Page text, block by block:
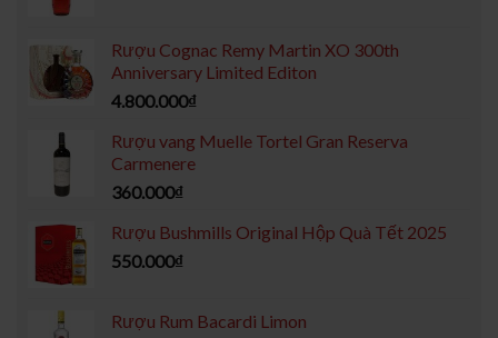
Rượu Cognac Remy Martin XO 300th
Anniversary Limited Editon
4.800.000₫
Rượu vang Muelle Tortel Gran Reserva
Carmenere
360.000₫
Rượu Bushmills Original Hộp Quà Tết 2025
550.000₫
Rượu Rum Bacardi Limon